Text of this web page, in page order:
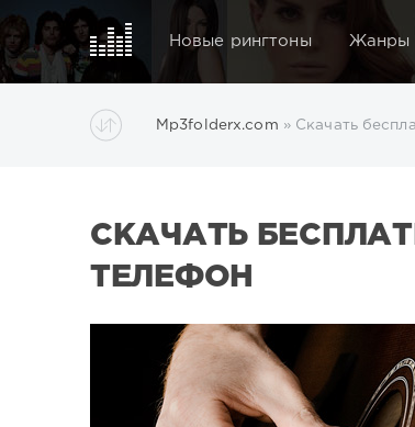
Новые рингтоны Жанры
Mp3folderx.com » Скачать
СКАЧАТЬ
ТЕЛЕФОН